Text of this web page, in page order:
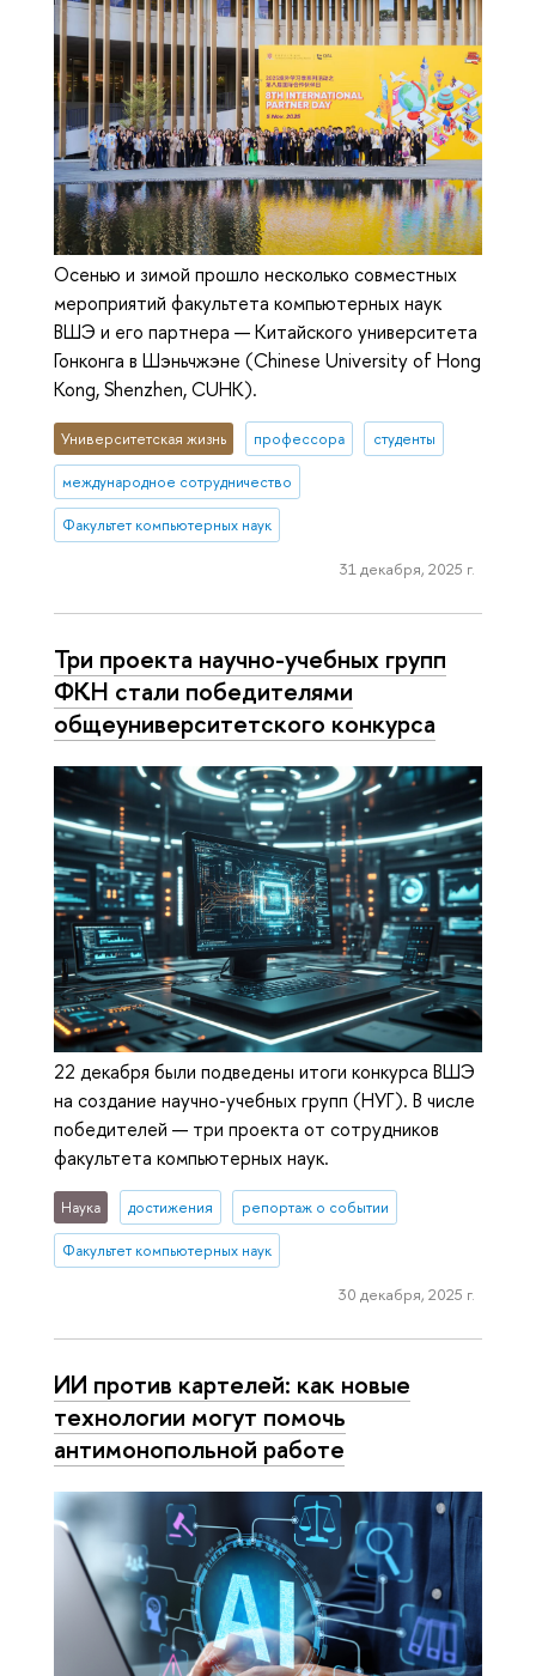
Осенью и зимой прошло несколько совместных
мероприятий факультета компьютерных наук
ВШЭ и его партнера — Китайского университета
Гонконга в Шэньчжэне (Chinese University of Hong
Kong, Shenzhen, CUHK).
Университетская жизнь профессора студенты
международное сотрудничество
Факультет компьютерных наук
31 декабря, 2025 г.
Три проекта научно-учебных групп
ФКН стали победителями
общеуниверситетского конкурса
22 декабря были подведены итоги конкурса ВШЭ
на создание научно-учебных групп (НУГ). В числе
победителей — три проекта от сотрудников
факультета компьютерных наук.
Наука достижения репортаж о событии
Факультет компьютерных наук
30 декабря, 2025 г.
ИИ против картелей: как новые
технологии могут помочь
антимонопольной работе